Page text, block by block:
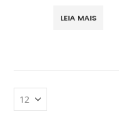
LEIA MAIS